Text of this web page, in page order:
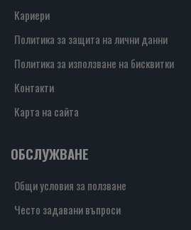
Кариери
Политика за защита на лични данни
Политика за използване на бисквитки
Контакти
Карта на сайта
ОБСЛУЖВАНЕ
Общи условия за ползване
Често задавани въпроси